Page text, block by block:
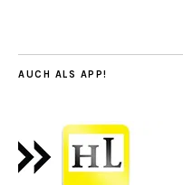
AUCH ALS APP!